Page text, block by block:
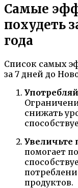
Самые
похудеть
года
Список самых
за 7 дней до
снижать
Увеличьте
помогает
продуктов.